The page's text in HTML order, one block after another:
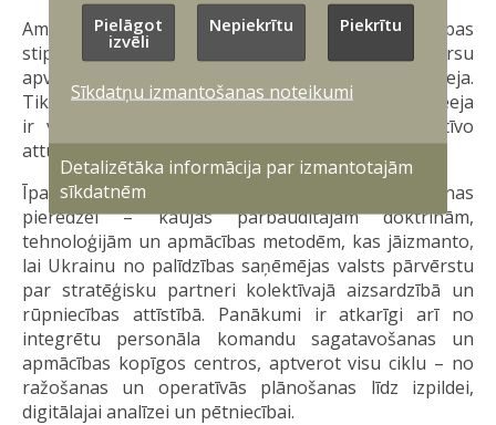
Amatpersonas norādīja, ka Austrumu flanga drošības
stiprināšanai nepieciešama ne tikai nacionālo resursu
apvienošana, bet arī dziļi integrēta reģionāla pieeja.
Tika uzsvērts, ka šāda cieši ar NATO koordinēta pieeja
ir vienīgais veids, kā nodrošināt patiesu kolektīvo
atturēšanu un aizsardzību visai Eiropas Savienībai.
Īpaši tika akcentēts, ka būtiska nozīme ir Ukrainas
pieredzei – kaujās pārbaudītajām doktrīnām,
tehnoloģijām un apmācības metodēm, kas jāizmanto,
lai Ukrainu no palīdzības saņēmējas valsts pārvērstu
par stratēģisku partneri kolektīvajā aizsardzībā un
rūpniecības attīstībā. Panākumi ir atkarīgi arī no
integrētu personāla komandu sagatavošanas un
apmācības kopīgos centros, aptverot visu ciklu – no
ražošanas un operatīvās plānošanas līdz izpildei,
digitālajai analīzei un pētniecībai.
Pielāgot
izvēli
Nepiekrītu Piekrītu
Sīkdatņu izmantošanas noteikumi
Detalizētāka informācija par izmantotajām
sīkdatnēm